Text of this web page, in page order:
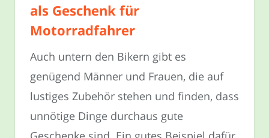
als Geschenk für
Motorradfahrer
Auch untern den Bikern gibt es
genügend Männer und Frauen, die auf
lustiges Zubehör stehen und finden, dass
unnötige Dinge durchaus gute